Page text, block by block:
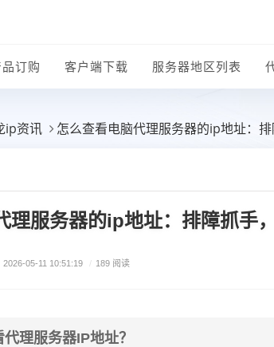
订购 客户端下载 服务器地区列表
ip资讯 怎么查看电脑代理服务器的ip地址：
理服务器的ip地址：排障抓手
2026-05-11 10:51:19 / 189 阅读
理服务器IP地址？